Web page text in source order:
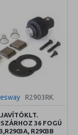
R2903RK
JAVÍTÓKLT.
36 FOGÚ
R2903B